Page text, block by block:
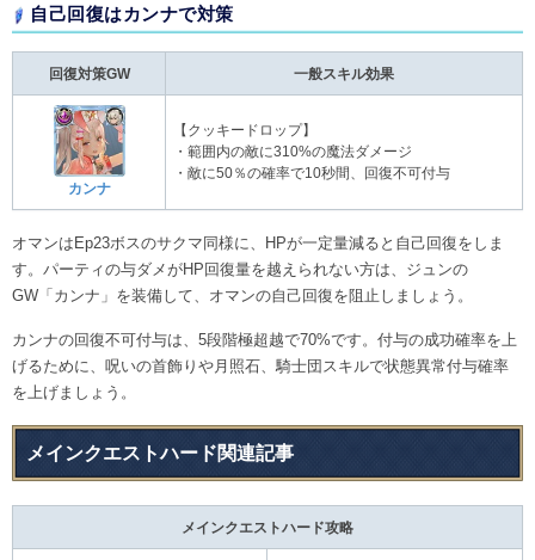
自己回復はカンナで対策
回復対策GW 一般スキル効果
カンナ
【クッキードロップ】
・範囲内の敵に310%の魔法ダメージ
・敵に50％の確率で10秒間、回復不可付与
オマンはEp23ボスのサクマ同様に、HPが一定量減ると自己回復をしま
す。パーティの与ダメがHP回復量を越えられない方は、ジュンの
GW「カンナ」を装備して、オマンの自己回復を阻止しましょう。
カンナの回復不可付与は、5段階極超越で70%です。付与の成功確率を上
げるために、呪いの首飾りや月照石、騎士団スキルで状態異常付与確率
を上げましょう。
メインクエストハード関連記事
メインクエストハード攻略